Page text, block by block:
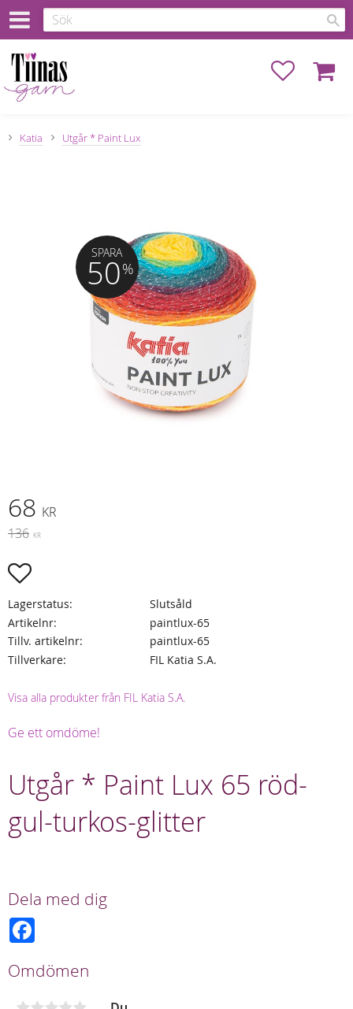
Favoriter
Katia Utgår * Paint Lux
SPARA
50%
Nedsatt pris:
68 KR
Ordinarie pris:
136 KR
Lägg till i favoriter
Lagerstatus
Slutsåld
Artikelnr
paintlux-65
Tillv. artikelnr
paintlux-65
Tillverkare
FIL Katia S.A.
Visa alla produkter från FIL Katia S.A.
Ge ett omdöme!
Utgår * Paint Lux 65 röd-
gul-turkos-glitter
Dela med dig
b
o
Omdömen